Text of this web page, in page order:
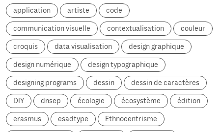
application artiste code
communication visuelle contextualisation couleur
croquis data visualisation design graphique
design numérique design typographique
designing programs dessin dessin de caractères
DIY dnsep écologie écosystème édition
erasmus esadtype Ethnocentrisme